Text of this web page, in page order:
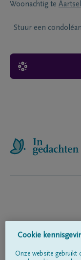
Woonachtig te
Stuur een
Cookie
Onze website gebruikt